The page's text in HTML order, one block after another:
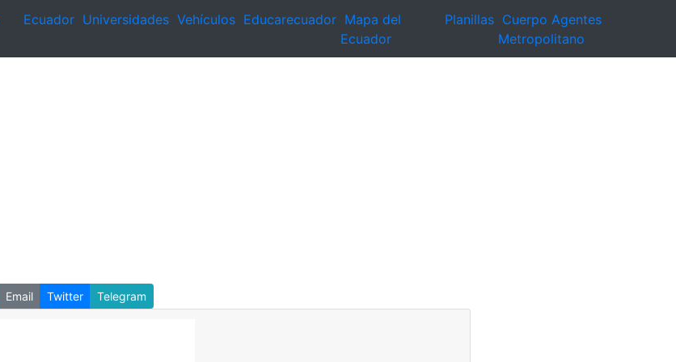
Ecuador Universidades Vehículos Educarecuador Mapa del
Ecuador
Planillas Cuerpo Agentes
Metropolitano
Email Twitter Telegram